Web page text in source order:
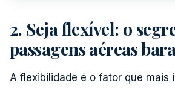
2. Seja flexível: o
passagens aéreas
A flexibilidade é o fator que mais